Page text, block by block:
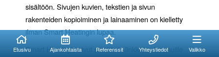
Etusivu Ajankohtaista Referenssit Yhteystiedot Valikko
sisältöön. Sivujen kuvien, tekstien ja sivun
rakenteiden kopioiminen ja lainaaminen on kielletty
ilman Smart Heatingin lupaa.
Smart Heatingin sivut sisältävät linkkejä ulos muille
Kuinka voimme
Kuinka voimme